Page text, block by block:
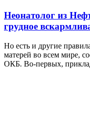
Неонатолог из
грудное
Но есть и другие
матерей во всем мире,
ОКБ. Во-первых,